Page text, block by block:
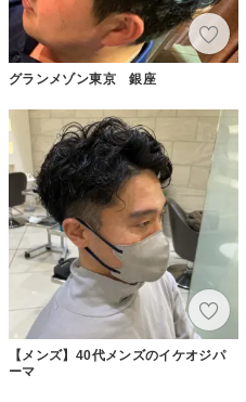
グランメゾン東京 銀座
【メンズ】40代メンズのイケオジパ
ーマ